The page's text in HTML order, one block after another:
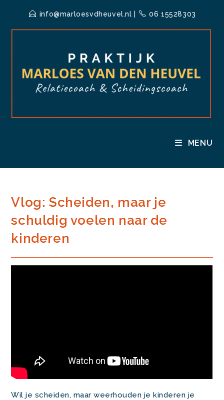
info@marloesvdheuvel.nl 06 15528303
MENU
Vlog: Scheiden, maar je
schuldig voelen naar de
kinderen
Wil je scheiden, maar weerhouden je kinderen je